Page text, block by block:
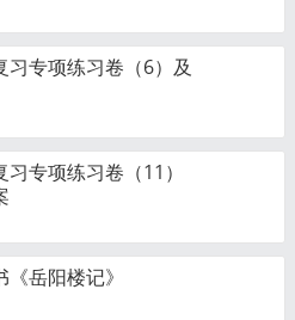
习专项练习卷（6）及
专项练习卷（11）
岳阳楼记》